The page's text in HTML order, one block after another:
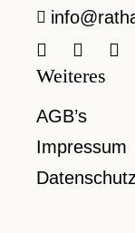
Weiteres
AGB’s
Impressum